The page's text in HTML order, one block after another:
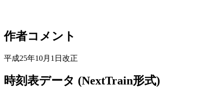
作者コメント
平成25年10月1日改正
時刻表データ (NextTrain形式)